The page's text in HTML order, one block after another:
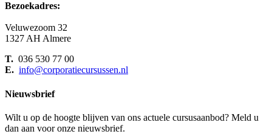
Bezoekadres:
Veluwezoom 32
1327 AH Almere
T. 036 530 77 00
E. info@corporatiecursussen.nl
Nieuwsbrief
Wilt u op de hoogte blijven van ons actuele cursusaanbod? Meld u
dan aan voor onze nieuwsbrief.